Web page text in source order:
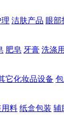
洁肤产品 眼部
肥皂 牙膏 洗涤
它化妆品设备
料 纸盒包装 辅